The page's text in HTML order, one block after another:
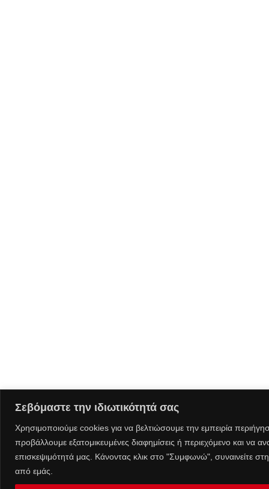
Σεβόμαστε την ιδιωτικότητά σας
Χρησιμοποιούμε cookies για να βελτιώσουμε την εμπειρία
προβάλλουμε εξατομικευμένες διαφημίσεις ή περιεχόμενο και να
επισκεψιμότητά μας.
Κάνοντας κλικ στο "Συμφωνώ", συναινείτε
από εμάς.